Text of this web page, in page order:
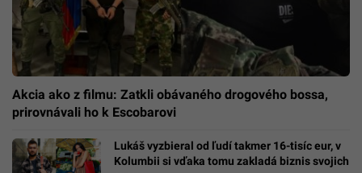
Akcia ako z filmu: Zatkli obávaného drogového bossa,
prirovnávali ho k Escobarovi
Lukáš vyzbieral od ľudí takmer 16-tisíc eur, v
Kolumbii si vďaka tomu zakladá biznis svojich